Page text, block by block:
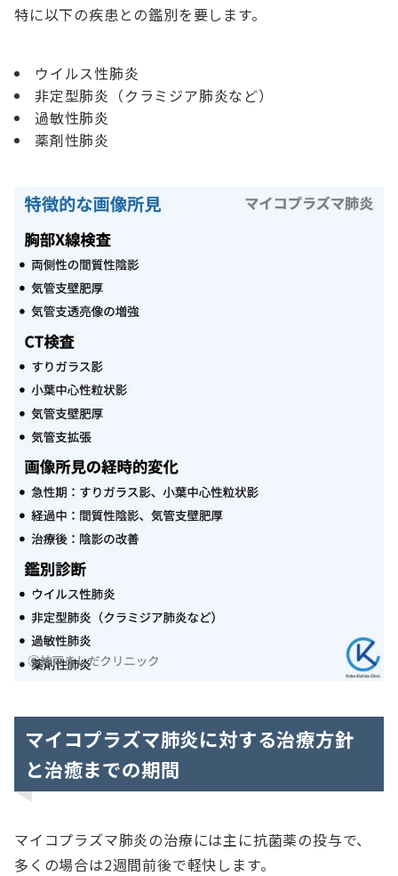
特に以下の疾患との鑑別を要します。
ウイルス性肺炎
非定型肺炎（クラミジア肺炎など）
過敏性肺炎
薬剤性肺炎
マイコプラズマ肺炎に対する治療方針
と治癒までの期間
マイコプラズマ肺炎の治療には主に抗菌薬の投与で、
多くの場合は2週間前後で軽快します。